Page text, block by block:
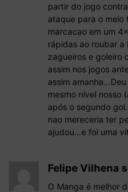
partir do jogo
ataque para o meio
marcacao em um
rápidas ao roubar
zagueiros e goleiro
assim nos jogos
assim
mesmo nível nosso
após o segundo
nao mereceria ter
ajudou…e foi uma
Felipe Vilhena
O Manga é melhor